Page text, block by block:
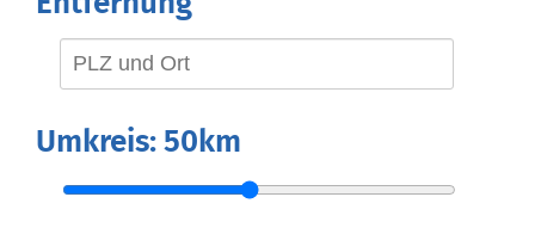
Umkreis: 50km